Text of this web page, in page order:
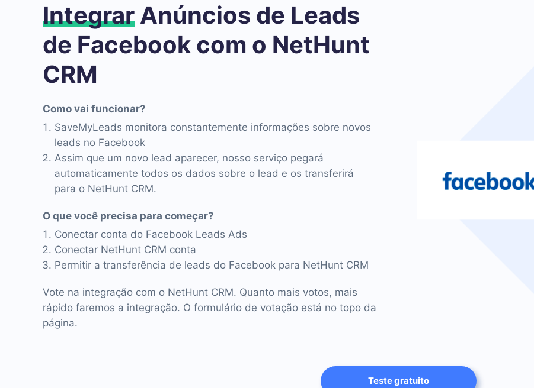
Integrar Anúncios de Leads
de Facebook com o NetHunt
CRM
Como vai funcionar?
SaveMyLeads monitora constantemente informações sobre novos
leads no Facebook
Assim que um novo lead aparecer, nosso serviço pegará
automaticamente todos os dados sobre o lead e os transferirá
para o NetHunt CRM.
O que você precisa para começar?
Conectar conta do Facebook Leads Ads
Conectar NetHunt CRM conta
Permitir a transferência de leads do Facebook para NetHunt CRM
Vote na integração com o NetHunt CRM. Quanto mais votos, mais
rápido faremos a integração. O formulário de votação está no topo da
página.
Teste gratuito